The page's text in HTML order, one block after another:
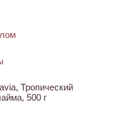
Тропический
500 г